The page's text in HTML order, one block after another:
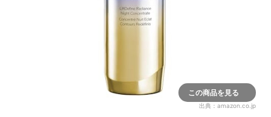
この商品を見る
出典： amazon.co.jp